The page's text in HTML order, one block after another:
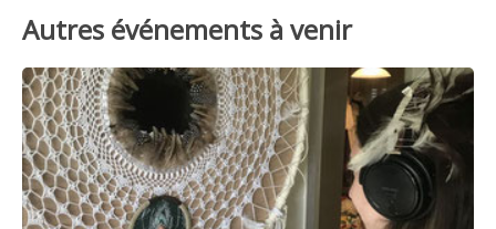
Autres événements à venir